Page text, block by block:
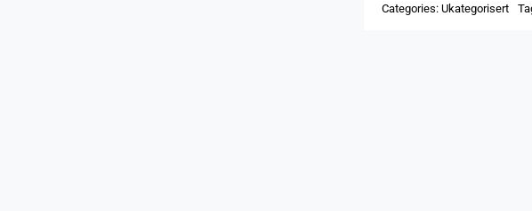
Categories: Ukategorisert